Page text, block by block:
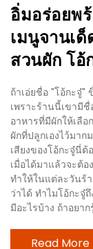
ฟรี
LE
เชียง
ฟรี
2
ท่าน
ลุ้น
รับ
GIFT
อิ่มอร่อยพ
เมนูจานเ
สวนผัก โอ้
ถ้าเอ่ยชื่อ "โอ้กะจู๋"
เพราะร้านนี้เขามี
อาหารที่มีผักให้เลื
ผักที่ปลูกเองไว้มา
เสียงของโอ้กะจู๋นี่ต้
เมื่อได้มาแล้วจะต้
ทำให้ในแต่ละวันร้
ว่าได้ ทำไมโอ้กะจู๋
มีอะไรบ้าง ถ้าอยา
Read More